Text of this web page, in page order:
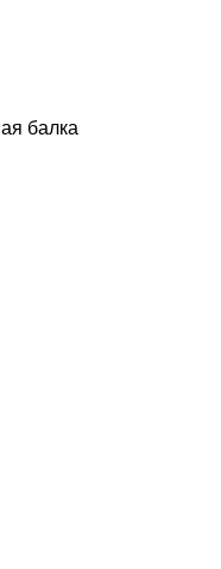
балка